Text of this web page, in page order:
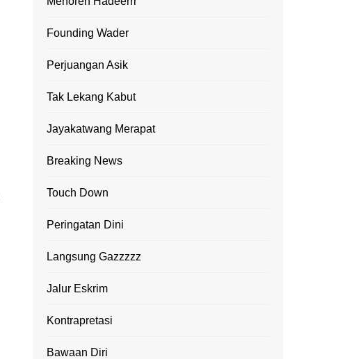
Founding Wader
Perjuangan Asik
Tak Lekang Kabut
Jayakatwang Merapat
Breaking News
Touch Down
Peringatan Dini
Langsung Gazzzzz
Jalur Eskrim
Kontrapretasi
Bawaan Diri